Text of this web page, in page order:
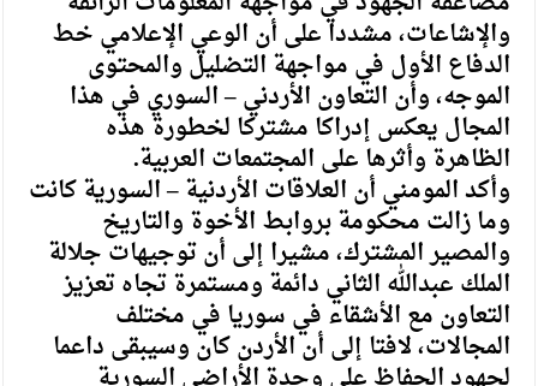
والإشاعات، مشددا على أن الوعي الإعلامي خط
الدفاع الأول في مواجهة التضليل والمحتوى
الموجه، وأن التعاون الأردني – السوري في هذا
المجال يعكس إدراكا مشتركا لخطورة هذه
الظاهرة وأثرها على المجتمعات العربية.
وأكد المومني أن العلاقات الأردنية – السورية كانت
وما زالت محكومة بروابط الأخوة والتاريخ
والمصير المشترك، مشيرا إلى أن توجيهات جلالة
الملك عبدالله الثاني دائمة ومستمرة تجاه تعزيز
التعاون مع الأشقاء في سوريا في مختلف
المجالات، لافتا إلى أن الأردن كان وسيبقى داعما